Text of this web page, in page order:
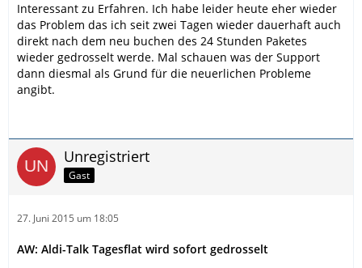
Interessant zu Erfahren. Ich habe leider heute eher wieder
das Problem das ich seit zwei Tagen wieder dauerhaft auch
direkt nach dem neu buchen des 24 Stunden Paketes
wieder gedrosselt werde. Mal schauen was der Support
dann diesmal als Grund für die neuerlichen Probleme
angibt.
Unregistriert
Gast
27. Juni 2015 um 18:05
AW: Aldi-Talk Tagesflat wird sofort gedrosselt